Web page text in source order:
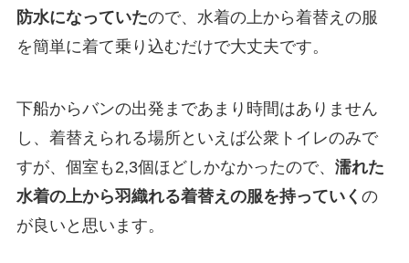
防水になっていたので、水着の上から着替えの服
を簡単に着て乗り込むだけで大丈夫です。
下船からバンの出発まであまり時間はありません
し、着替えられる場所といえば公衆トイレのみで
すが、個室も2,3個ほどしかなかったので、 濡れた
水着の上から羽織れる着替えの服を持っていく の
が良いと思います。